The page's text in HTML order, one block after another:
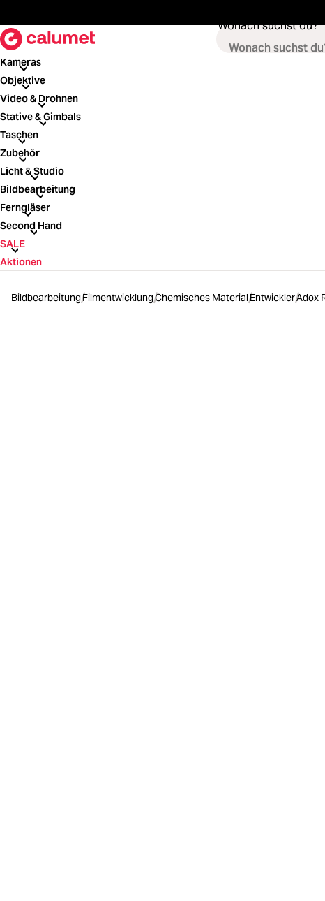
Wonach suchst du?
Kameras
Kameras
Objektive
Objektive
Video & Drohnen
Video & Drohnen
Stative & Gimbals
Stative & Gimbals
Taschen
Taschen
Zubehör
Zubehör
Licht & Studio
Licht & Studio
Bildbearbeitung
Bildbearbeitung
Ferngläser
Ferngläser
Second Hand
Second Hand
SALE
SALE
Aktionen
BildbearbeitungFilmentwicklungChemisches MaterialEntwicklerAdox